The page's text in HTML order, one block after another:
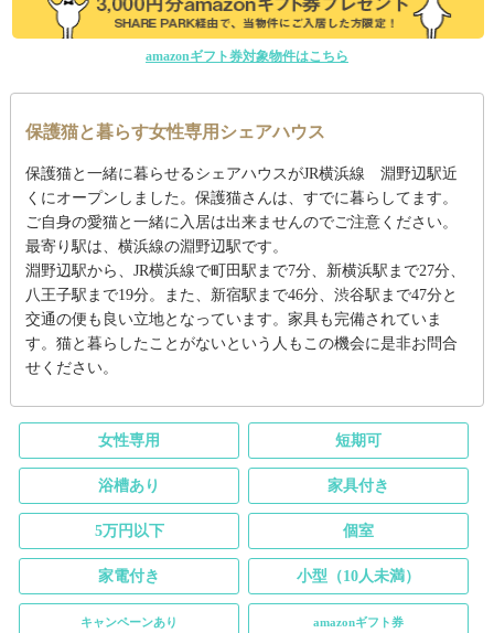
amazonギフト券対象物件はこちら
保護猫と暮らす女性専用シェアハウス
保護猫と一緒に暮らせるシェアハウスがJR横浜線 淵野辺駅近
くにオープンしました。保護猫さんは、すでに暮らしてます。
ご自身の愛猫と一緒に入居は出来ませんのでご注意ください。
最寄り駅は、横浜線の淵野辺駅です。
淵野辺駅から、JR横浜線で町田駅まで7分、新横浜駅まで27分、
八王子駅まで19分。また、新宿駅まで46分、渋谷駅まで47分と
交通の便も良い立地となっています。家具も完備されていま
す。猫と暮らしたことがないという人もこの機会に是非お問合
せください。
女性専用 短期可
浴槽あり 家具付き
5万円以下 個室
家電付き 小型（10人未満）
キャンペーンあり amazonギフト券